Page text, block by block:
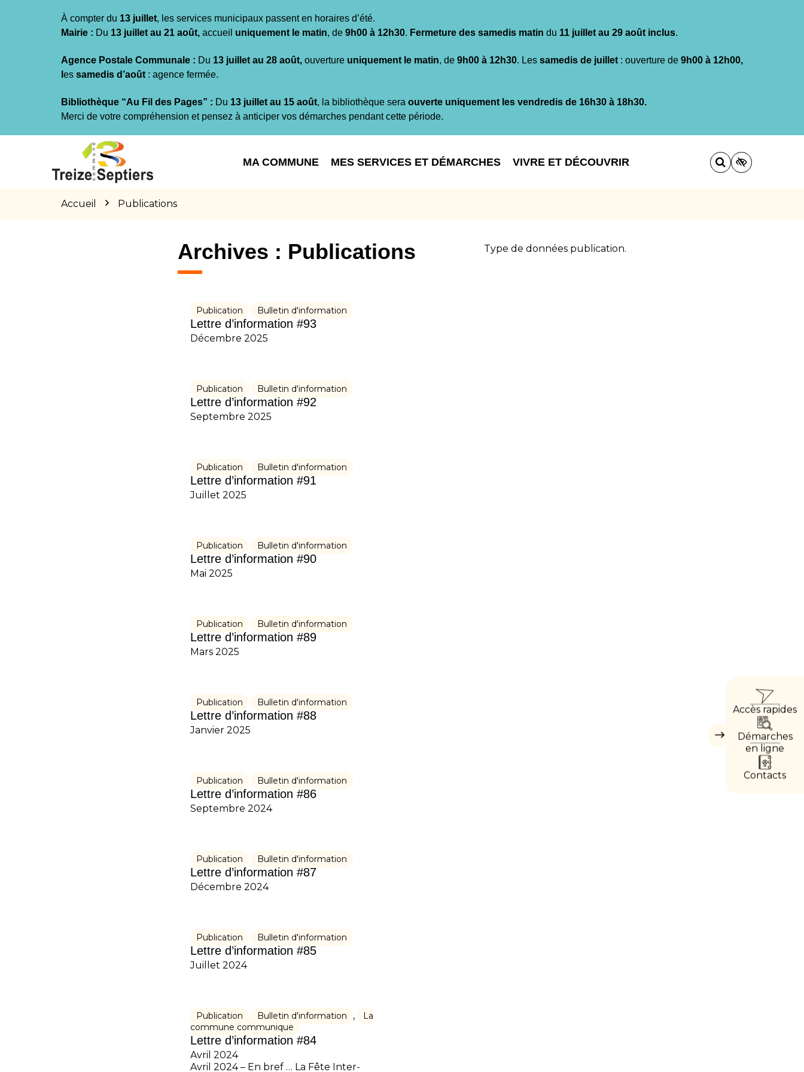
À compter du 13 juillet, les services municipaux passent en horaires d’été.
Mairie : Du 13 juillet au 21 août, accueil uniquement le matin, de 9h00 à 12h30. Fermeture des samedis matin du 11 juillet au 29 août inclus.
Agence Postale Communale : Du 13 juillet au 28 août, ouverture uniquement le matin, de 9h00 à 12h30. Les samedis de juillet : ouverture de 9h00 à 12h00,
es samedis d’août : agence fermée.
Bibliothèque “Au Fil des Pages” : Du 13 juillet au 15 août, la bibliothèque sera ouverte uniquement les vendredis de 16h30 à 18h30.
Merci de votre compréhension et pensez à anticiper vos démarches pendant cette période.
MA COMMUNE MES SERVICES ET DÉMARCHES VIVRE ET DÉCOUVRIR
Accueil Publications
Masquer
Accès rapides
Démarches
en ligne
Contacts
Archives : Publications Type de données publication.
Publication Bulletin d'information
Lettre d’information #93
Décembre 2025
Publication Bulletin d'information
Lettre d’information #92
Septembre 2025
Publication Bulletin d'information
Lettre d’information #91
Juillet 2025
Publication Bulletin d'information
Lettre d’information #90
Mai 2025
Publication Bulletin d'information
Lettre d’information #89
Mars 2025
Publication Bulletin d'information
Lettre d’information #88
Janvier 2025
Publication Bulletin d'information
Lettre d’information #86
Septembre 2024
Publication Bulletin d'information
Lettre d’information #87
Décembre 2024
Publication Bulletin d'information
Lettre d’information #85
Juillet 2024
Publication Bulletin d'information ,
La
commune communique
Lettre d’information #84
Avril 2024
Avril 2024 – En bref … La Fête Inter-